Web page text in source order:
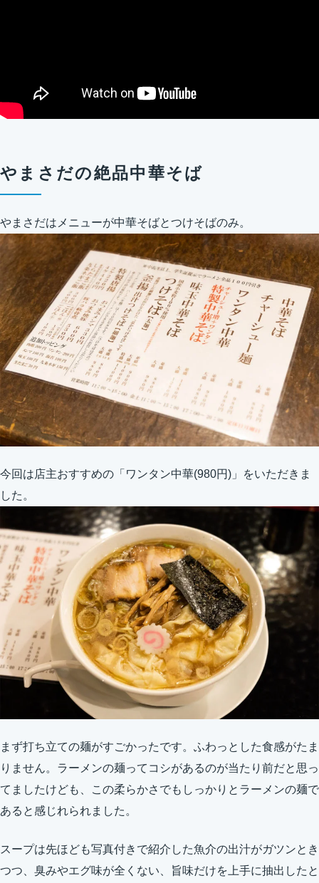
やまさだの絶品中華そば
やまさだはメニューが中華そばとつけそばのみ。
今回は店主おすすめの「ワンタン中華(980円)」をいただきま
した。
まず打ち立ての麺がすごかったです。ふわっとした食感がたま
りません。ラーメンの麺ってコシがあるのが当たり前だと思っ
てましたけども、この柔らかさでもしっかりとラーメンの麺で
あると感じれられました。
スープは先ほども写真付きで紹介した魚介の出汁がガツンとき
つつ、臭みやエグ味が全くない、旨味だけを上手に抽出したと